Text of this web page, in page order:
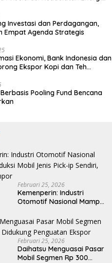
Investasi dan Perdagangan,
Empat Agenda Strategis
Ekonomi, Bank Indonesia dan
Ekspor Kopi dan Teh
Pooling Fund Bencana
Februari 25, 2026
Kemenperin: Industri
Otomotif Nasional Mampu
ip Sendiri, Tak Perlu Impor
Februari 25, 2026
Daihatsu Menguasai Pasar
Mobil Segmen Rp 300